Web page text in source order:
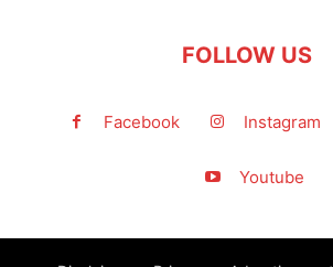
FOLLOW US
Facebook Instagram
Youtube